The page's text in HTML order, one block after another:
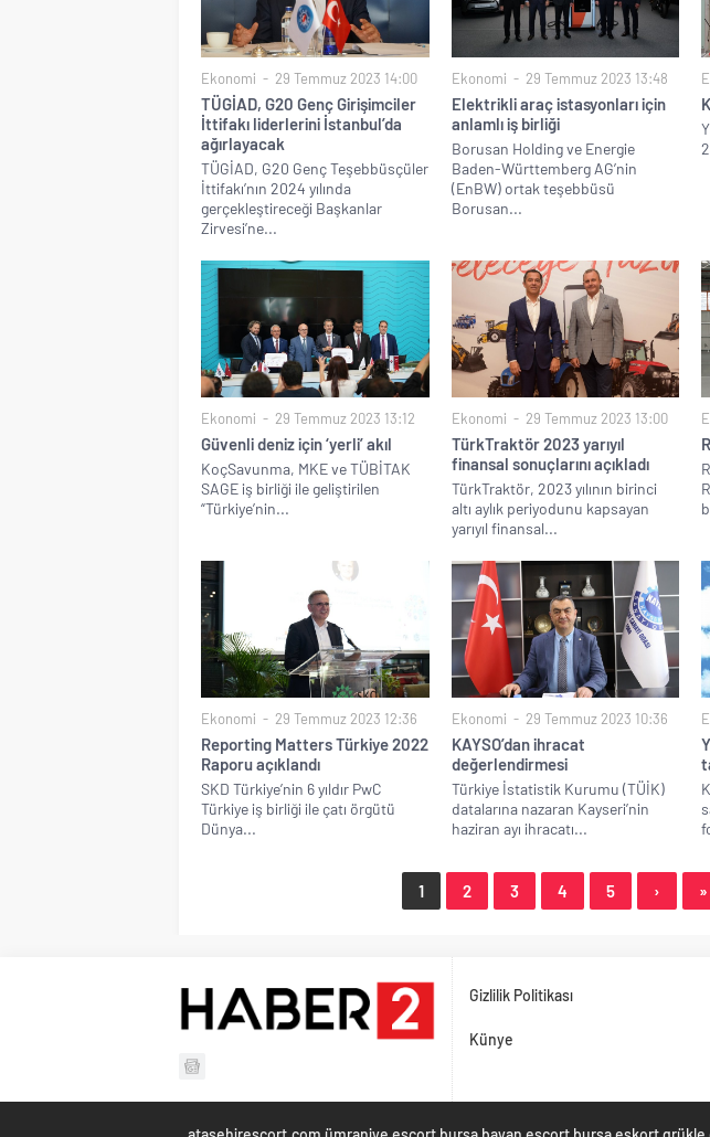
Ekonomi 29 Temmuz 2023 14:00
TÜGİAD, G20 Genç Girişimciler
İttifakı liderlerini İstanbul’da
ağırlayacak
TÜGİAD, G20 Genç Teşebbüsçüler
İttifakı’nın 2024 yılında
gerçekleştireceği Başkanlar
Zirvesi’ne...
Ekonomi 29 Temmuz 2023 13:48
Elektrikli araç istasyonları için
anlamlı iş birliği
Borusan Holding ve Energie
Baden-Württemberg AG’nin
(EnBW) ortak teşebbüsü
Borusan...
Ekonomi 29 Temmuz 2023 13:12
Güvenli deniz için ‘yerli’ akıl
KoçSavunma, MKE ve TÜBİTAK
SAGE iş birliği ile geliştirilen
“Türkiye’nin...
Ekonomi 29 Temmuz 2023 13:00
TürkTraktör 2023 yarıyıl
finansal sonuçlarını açıkladı
TürkTraktör, 2023 yılının birinci
altı aylık periyodunu kapsayan
yarıyıl finansal...
Ekonomi 29 Temmuz 2023 12:36
Reporting Matters Türkiye 2022
Raporu açıklandı
SKD Türkiye’nin 6 yıldır PwC
Türkiye iş birliği ile çatı örgütü
Dünya...
Ekonomi 29 Temmuz 2023 10:36
KAYSO’dan ihracat
değerlendirmesi
Türkiye İstatistik Kurumu (TÜİK)
datalarına nazaran Kayseri’nin
haziran ayı ihracatı...
1 2 3 4 5 › »
Gizlilik Politikası
Künye